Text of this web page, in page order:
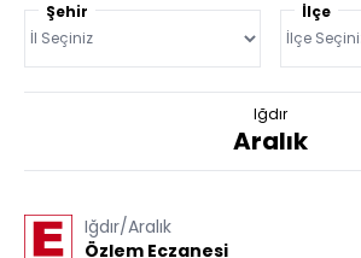
Şehir İlçe
Iğdır
Aralık
Iğdır/Aralık
Özlem Eczanesi